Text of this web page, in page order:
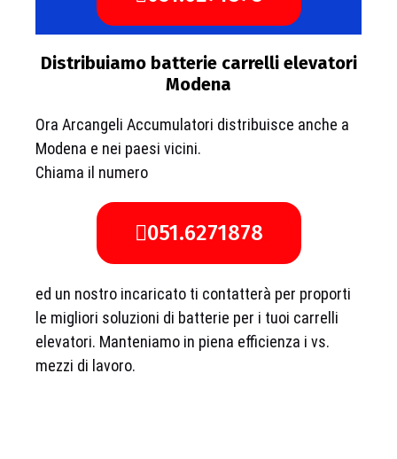
Distribuiamo batterie carrelli elevatori
Modena
Ora Arcangeli Accumulatori distribuisce anche a
Modena e nei paesi vicini.
Chiama il numero
051.6271878
ed un nostro incaricato ti contatterà per proporti
le migliori soluzioni di batterie per i tuoi carrelli
elevatori. Manteniamo in piena efficienza i vs.
mezzi di lavoro.